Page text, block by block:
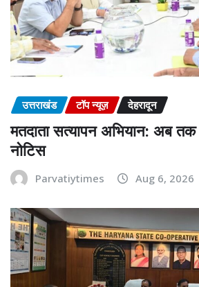
उत्तराखंड टॉप न्यूज़ देहरादून
मतदाता सत्यापन अभियान: अब
नोटिस
Parvatiytimes Aug 6, 2026